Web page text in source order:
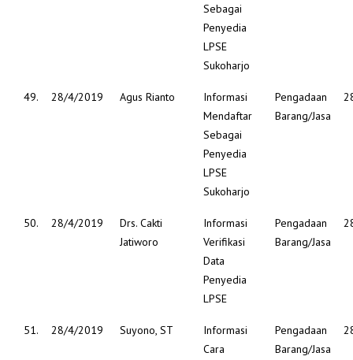
Sebagai
Penyedia
LPSE
Sukoharjo
49. 28/4/2019 Agus Rianto
Informasi
Mendaftar
Sebagai
Penyedia
LPSE
Sukoharjo
Pengadaan
Barang/Jasa
50. 28/4/2019
Drs. Cakti
Jatiworo
Informasi
Verifikasi
Data
Penyedia
LPSE
Pengadaan
Barang/Jasa
51. 28/4/2019 Suyono, ST
Informasi
Cara
Pengadaan
Barang/Jasa